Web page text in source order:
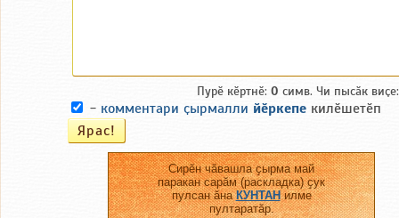
Пурӗ кӗртнӗ: 0 симв. Чи пысӑк
- комментари ҫырмалли йӗркепе килӗшетӗп
Сирӗн чӑвашла ҫырма май
паракан сарӑм (раскладка) ҫук
пулсан ӑнаКУНТАНилме
пултаратӑр.